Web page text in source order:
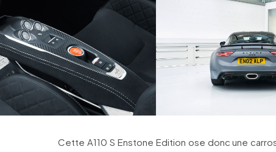
Cette A110 S Enstone Edition ose donc une